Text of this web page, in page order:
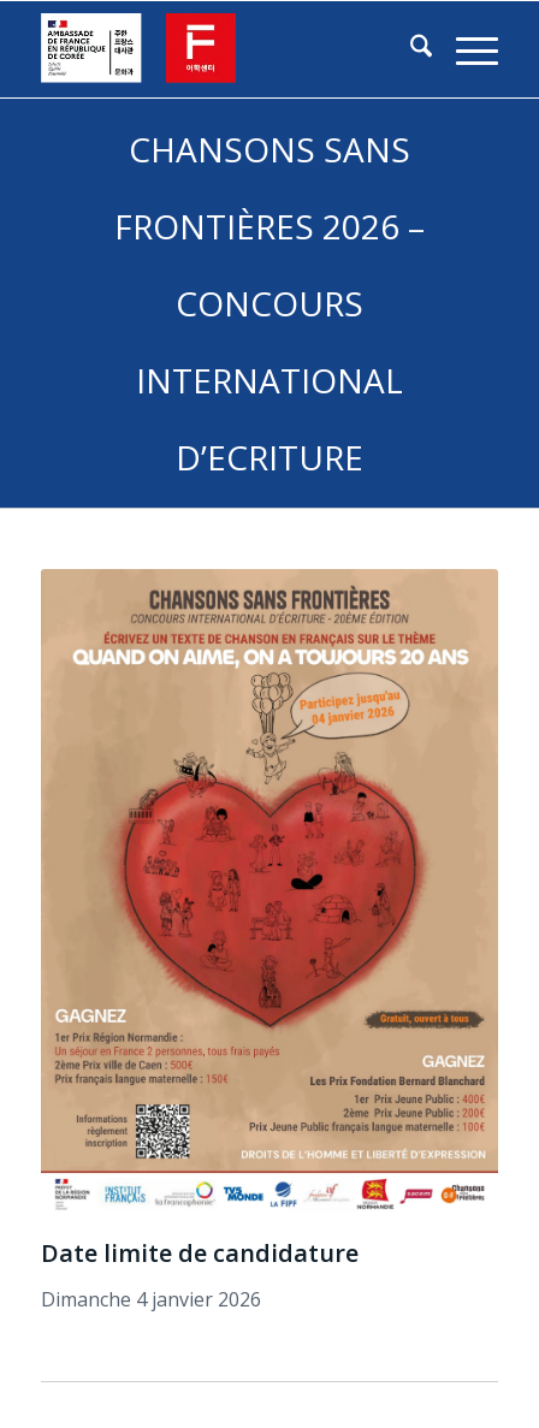
CHANSONS SANS
FRONTIÈRES 2026 –
CONCOURS
INTERNATIONAL
D’ECRITURE
Date limite de candidature
Dimanche 4 janvier 2026